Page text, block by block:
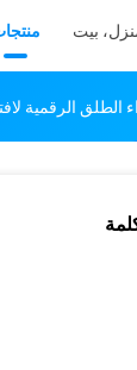
بيت
الطلق الرقمية